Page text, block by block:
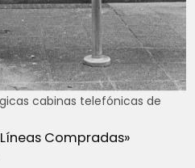
cabinas telefónicas de
Compradas»